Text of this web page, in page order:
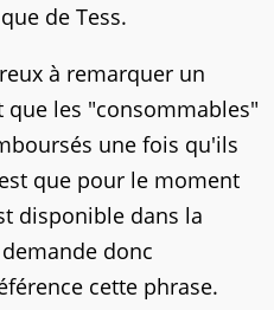
de Tess.
à remarquer un
que les "consommables"
une fois qu'ils
que pour le moment
disponible dans la
donc
cette phrase.